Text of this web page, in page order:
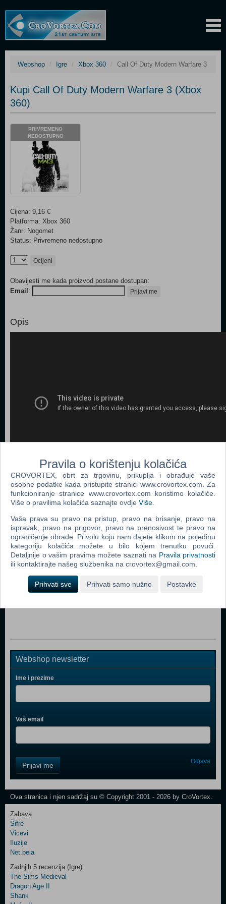
Webshop Igre Xbox 360 Call Of Duty Modern Warfare 3
Kupi Call Of Duty Modern Warfare 3 (Xbox
360)
PRIVREMENO
NEDOSTUPNO
Cijena: 9,16 €
Platforma: Xbox 360
Žanr: Nogomet
Status: Privremeno nedostupno
Ocijeni
Obavijesti me kada proizvod postane dostupan:
Email : Prijavi me
Opis
Popularno
Pro Evolution Soccer 2009 (Xbox 360)
Pro Evolution Soccer 2008 (Xbox 360)
Pro Evolution Soccer 6 (Xbox 360)
FIFA 13 (Xbox 360)
Pro Evolution Soccer 2012 (O*) (Xbox 360)
Webshop newsletter
Ime i prezime
Vaš email
Field
One
Newsletter
Control
Field
Two
Newsletter
Control
Prijavi me Odjava
Ova stranica i njen sadržaj su © Copyright 2001 - 2026 by CroVortex.
Zabava
Šifre
Vicevi
Iluzije
Net.bela
Zadnjih 5 recenzija (Igre)
The Sims Medieval
Dragon Age II
Shank
Pravila o korištenju kolačića
CROVORTEX, obrt za trgovinu, prikuplja i obrađuje vaše
osobne podatke kada pristupite stranici www.crovortex.com. Za
funkcioniranje stranice www.crovortex.com koristimo kolačiće.
Više o pravilima kolačića saznajte ovdje Više
Vaša prava su pravo na pristup, pravo na brisanje, pravo na
ispravak, pravo na prigovor, pravo na prenosivost te pravo na
ograničenje obrade. Privolu koju nam dajete klikom na pojedinu
kategoriju kolačića možete u bilo kojem trenutku povući.
Detaljnije o vašim pravima možete saznati na Pravila privatnosti
ili kontaktirajte našeg službenika na crovortex@gmail.com.
Prihvati sve Prihvati samo nužno Postavke